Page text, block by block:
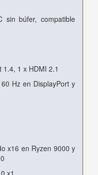
sin búfer, compatible
1 x HDMI 2.1
Hz en DisplayPort y
x16 en Ryzen 9000 y
x1